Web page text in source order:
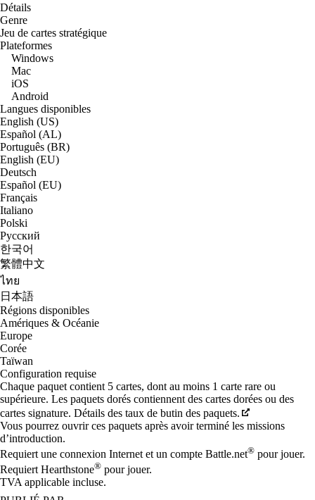
Détails
Genre
Jeu de cartes stratégique
Plateformes
Windows
Mac
iOS
Android
Langues disponibles
English (US)
Español (AL)
Português (BR)
English (EU)
Deutsch
Español (EU)
Français
Italiano
Polski
Русский
한국어
繁體中文
ไทย
日本語
Régions disponibles
Amériques & Océanie
Europe
Corée
Taïwan
Configuration requise
Chaque paquet contient 5 cartes, dont au moins 1 carte rare ou
supérieure. Les paquets dorés contiennent des cartes dorées ou des
cartes signature. Détails des taux de butin des paquets.
Vous pourrez ouvrir ces paquets après avoir terminé les missions
d’introduction.
Requiert une connexion Internet et un compte Battle.net® pour jouer.
Requiert Hearthstone® pour jouer.
TVA applicable incluse.